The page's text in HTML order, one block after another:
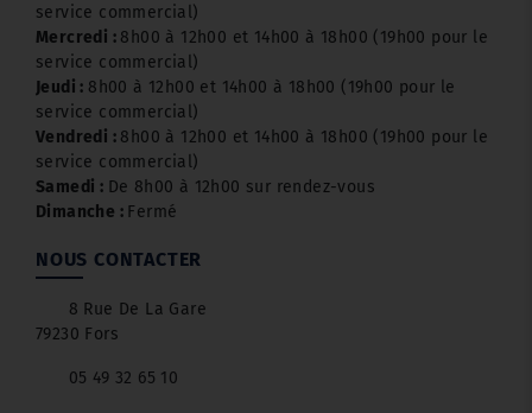
service commercial)
Mercredi : 8h00 à 12h00 et 14h00 à 18h00 (19h00 pour le
service commercial)
Jeudi : 8h00 à 12h00 et 14h00 à 18h00 (19h00 pour le
service commercial)
Vendredi : 8h00 à 12h00 et 14h00 à 18h00 (19h00 pour le
service commercial)
Samedi : De 8h00 à 12h00 sur rendez-vous
Dimanche : Fermé
NOUS CONTACTER
8 Rue De La Gare
79230 Fors
05 49 32 65 10